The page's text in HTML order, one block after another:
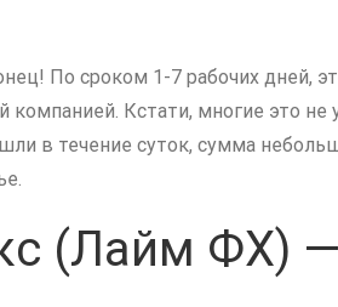
По сроком 1-7 рабочих дней,
Кстати, многие это
в течение суток, сумма
(Лайм ФХ)